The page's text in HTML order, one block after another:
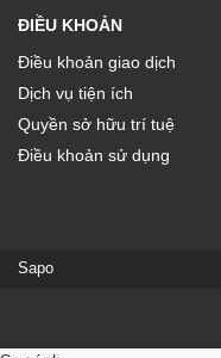
ĐIỀU KHOẢN
Điều khoản giao dịch
Dịch vụ tiện ích
Quyền sở hữu trí tuệ
Điều khoản sử dụng
Sapo